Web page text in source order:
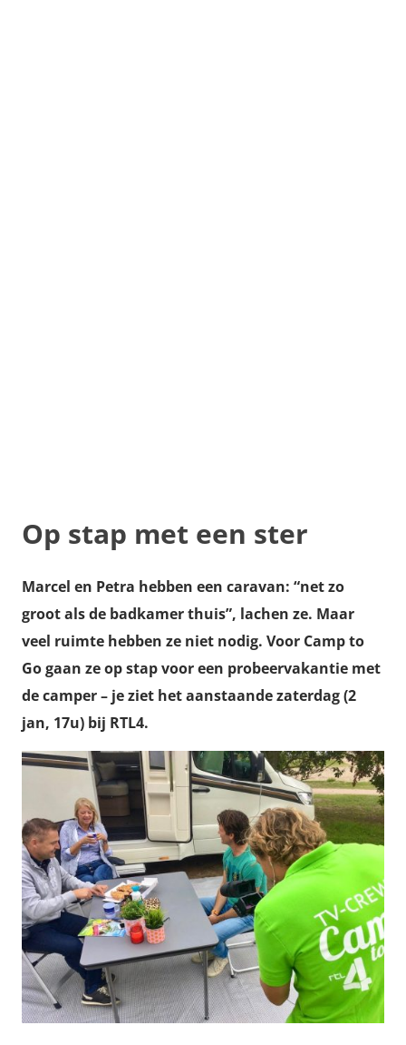
Op stap met een ster
Marcel en Petra hebben een caravan: “net zo
groot als de badkamer thuis”, lachen ze. Maar
veel ruimte hebben ze niet nodig. Voor Camp to
Go gaan ze op stap voor een probeervakantie met
de camper – je ziet het aanstaande zaterdag (2
jan, 17u) bij RTL4.